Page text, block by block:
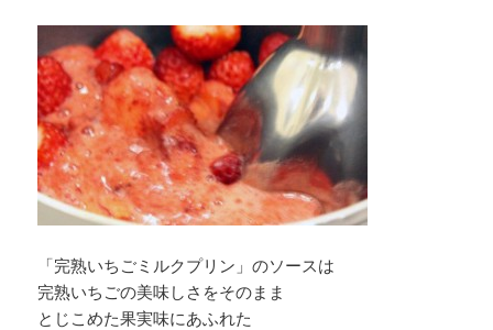
「完熟いちごミルクプリン」のソースは
完熟いちごの美味しさをそのまま
とじこめた果実味にあふれた